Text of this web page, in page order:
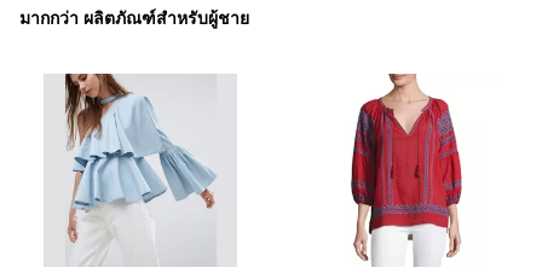
มากกว่า ผลิตภัณฑ์สำหรับผู้ชาย